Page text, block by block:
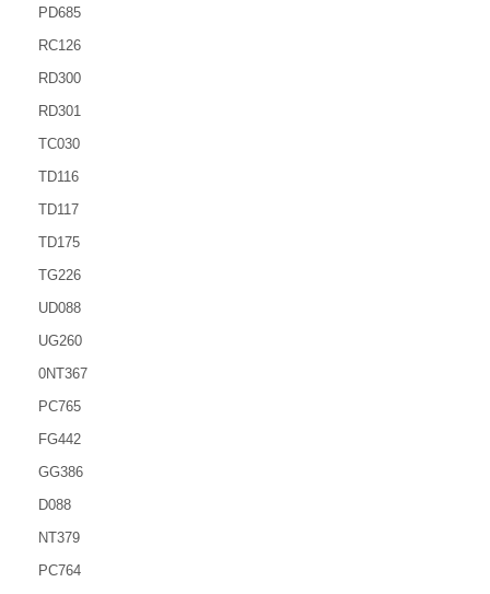
PD685
RC126
RD300
RD301
TC030
TD116
TD117
TD175
TG226
UD088
UG260
0NT367
PC765
FG442
GG386
D088
NT379
PC764